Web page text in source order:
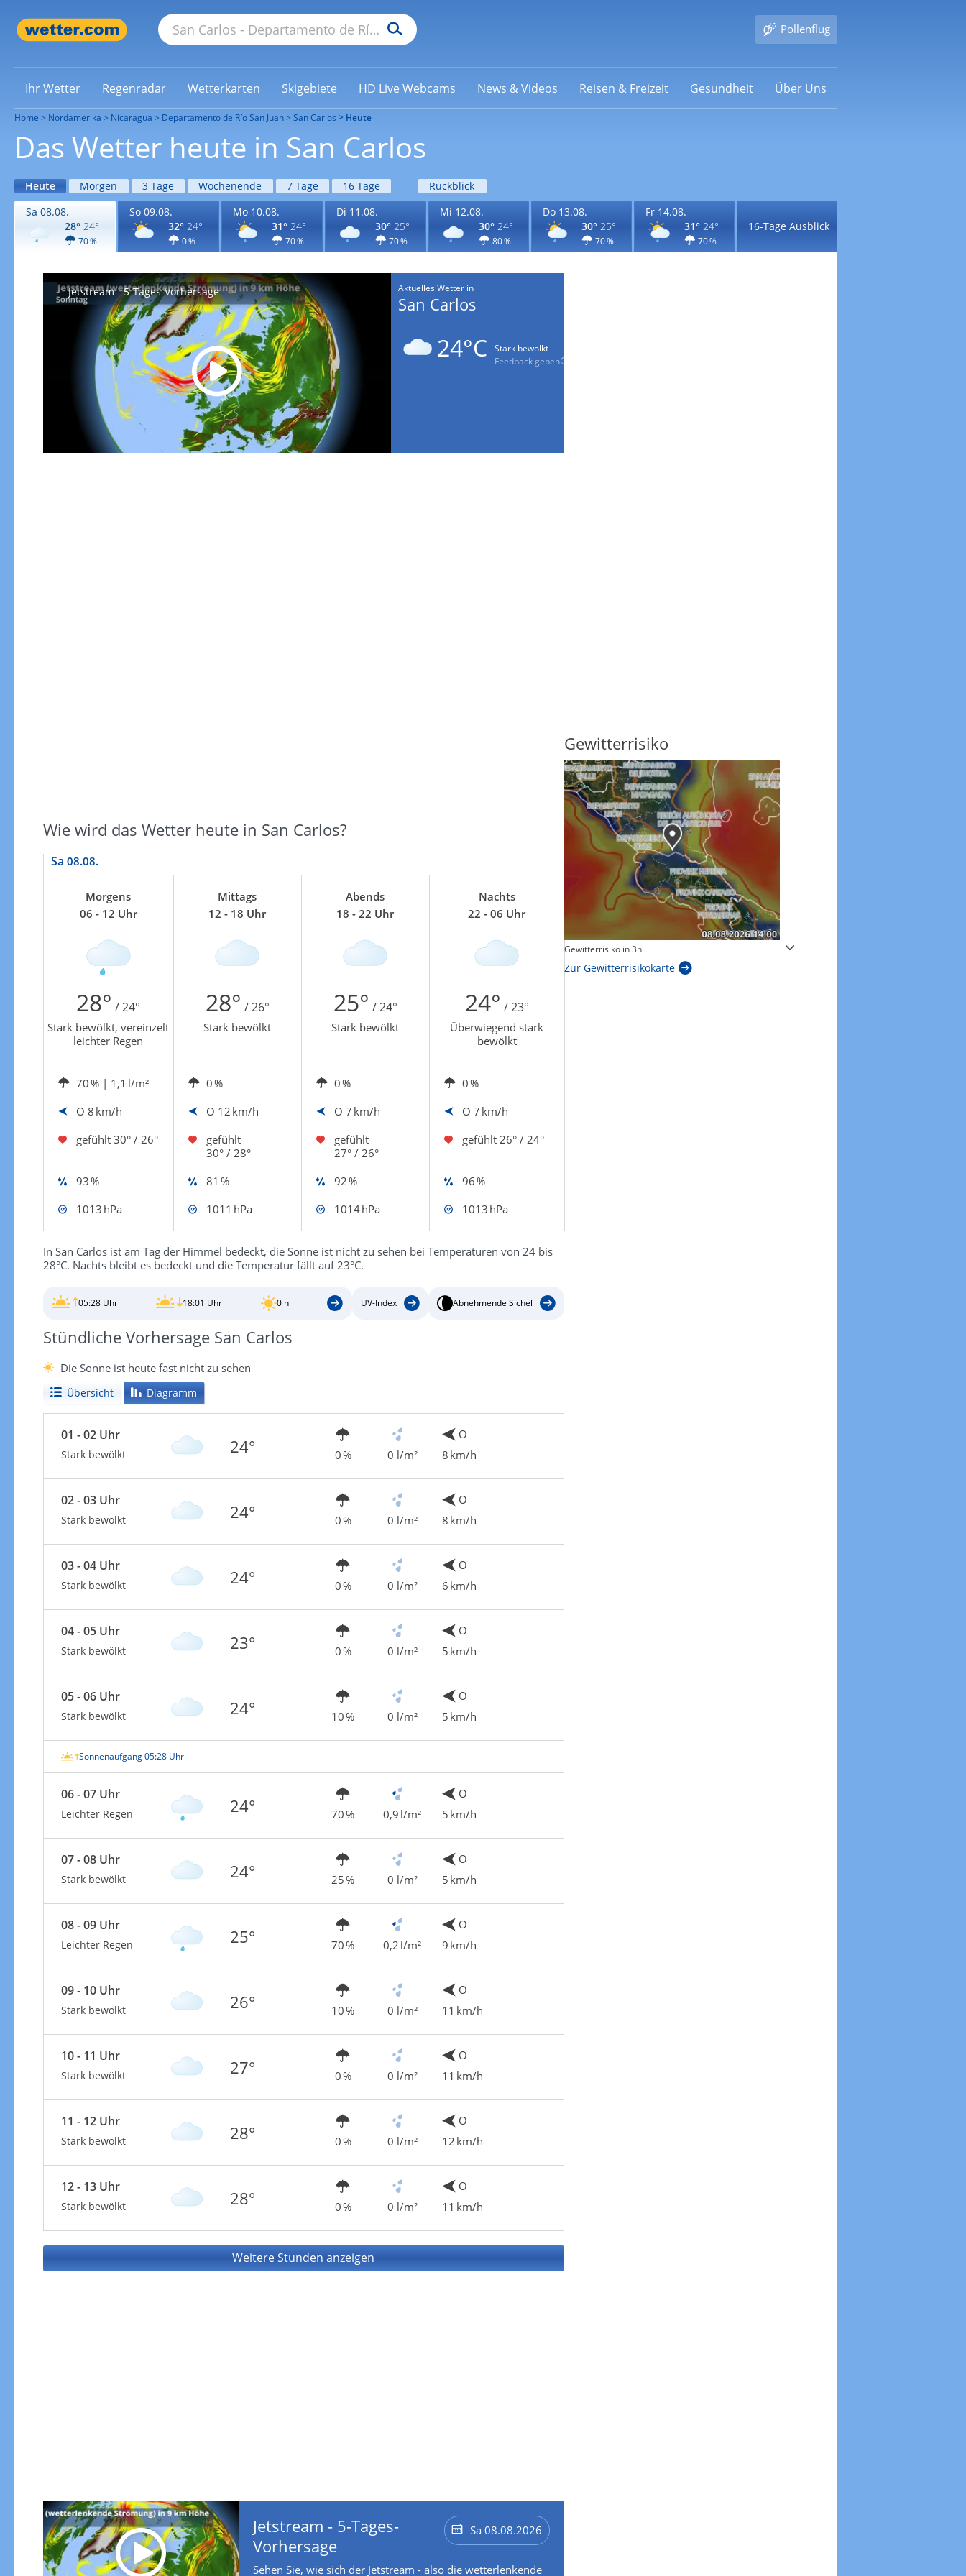
Pollenflug
Ihr Wetter Regenradar Wetterkarten Skigebiete HD Live Webcams News & Videos Reisen & Freizeit Gesundheit Über Uns
Home Nordamerika Nicaragua Departamento de Río San Juan San Carlos Heute
Das Wetter heute in San Carlos
Heute Morgen 3 Tage Wochenende 7 Tage 16 Tage
Rückblick
Sa 08.08.
28° 24°
70 %
So 09.08.
32° 24°
0 %
Mo 10.08.
31° 24°
70 %
Di 11.08.
30° 25°
70 %
Mi 12.08.
30° 24°
80 %
Do 13.08.
30° 25°
70 %
Fr 14.08.
31° 24°
70 %
16-Tage Ausblick
Jetstream - 5-Tages-Vorhersage Aktuelles Wetter in
San Carlos
24°C
Stark bewölkt
Feedback geben
Wie wird das Wetter heute in San Carlos?
Sa 08.08.
Morgens
06 - 12 Uhr
Mittags
12 - 18 Uhr
Abends
18 - 22 Uhr
Nachts
22 - 06 Uhr
28° / 24° 28° / 26° 25° / 24° 24° / 23°
Stark bewölkt, vereinzelt
leichter Regen
Stark bewölkt Stark bewölkt
Überwiegend stark
bewölkt
70 % | 1,1 l/m² 0 % 0 %
0 %
O 8 km/h O 12 km/h O 7 km/h O 7 km/h
gefühlt 30° / 26°
gefühlt
30° / 28°
gefühlt
27° / 26°
gefühlt 26° / 24°
93 % 81 % 92 %
96 %
1013 hPa
1011 hPa 1014 hPa 1013 hPa
In San Carlos ist am Tag der Himmel bedeckt, die Sonne ist nicht zu sehen bei Temperaturen von 24 bis
28°C. Nachts bleibt es bedeckt und die Temperatur fällt auf 23°C.
05:28 Uhr 18:01 Uhr 0 h UV-Index Abnehmende Sichel
Stündliche Vorhersage San Carlos
Die Sonne ist heute fast nicht zu sehen
Übersicht Diagramm
01 - 02 Uhr
Stark bewölkt 24° 0 % 0 l/m²
O
8 km/h
02 - 03 Uhr
Stark bewölkt 24° 0 % 0 l/m²
O
8 km/h
03 - 04 Uhr
Stark bewölkt 24° 0 % 0 l/m²
O
6 km/h
04 - 05 Uhr
Stark bewölkt 23° 0 % 0 l/m²
O
5 km/h
05 - 06 Uhr
Stark bewölkt 24° 10 % 0 l/m²
O
5 km/h
Sonnenaufgang 05:28 Uhr
06 - 07 Uhr
Leichter Regen 24° 70 % 0,9 l/m²
O
5 km/h
07 - 08 Uhr
Stark bewölkt 24° 25 % 0 l/m²
O
5 km/h
08 - 09 Uhr
Leichter Regen 25° 70 % 0,2 l/m²
O
9 km/h
09 - 10 Uhr
Stark bewölkt 26° 10 % 0 l/m²
O
11 km/h
10 - 11 Uhr
Stark bewölkt 27° 0 % 0 l/m²
O
11 km/h
11 - 12 Uhr
Stark bewölkt 28° 0 % 0 l/m²
O
12 km/h
12 - 13 Uhr
Stark bewölkt 28° 0 % 0 l/m²
O
11 km/h
Weitere Stunden anzeigen
Sa 08.08.2026
Jetstream - 5-Tages-
Vorhersage
Sehen Sie, wie sich der Jetstream - also die wetterlenkende
Windgeschwindigkeiten in 3h
Zur Windgeschwindigkeitenkarte
Sonnenschein heute
Zur Sonnenscheindauerkarte
Gewitterrisiko
Gewitterrisiko in 3h
Zur Gewitterrisikokarte
Windböen heute